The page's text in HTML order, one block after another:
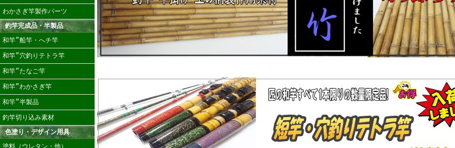
わかさぎ竿製作パーツ
釣竿完成品・半製品
和竿”船竿・へチ竿
和竿”穴釣りテトラ竿
和竿”たなご竿
和竿”わかさぎ竿
和竿”半製品
釣竿切り込み素材
色塗り・デザイン用具
塗料（ウレタン・他）